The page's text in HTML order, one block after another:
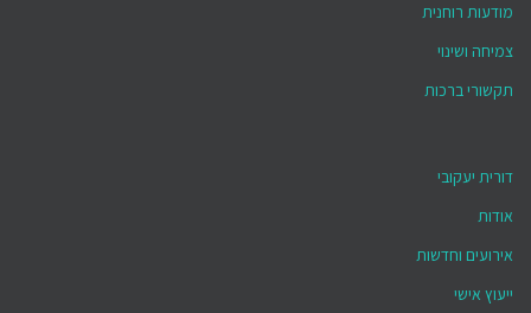
מודעות רוחנית
צמיחה ושינוי
תקשורי ברכות
דורית יעקובי
אודות
אירועים וחדשות
ייעוץ אישי